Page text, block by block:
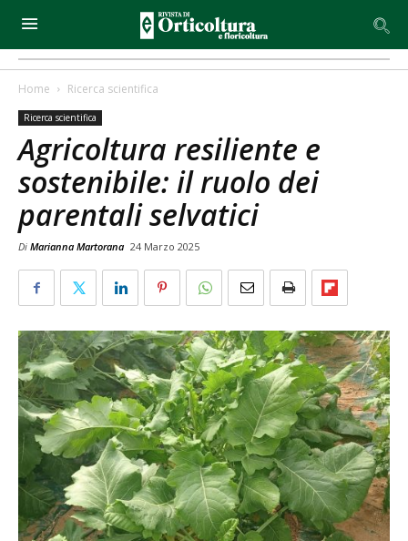
Home Ricerca scientifica
Ricerca scientifica
Agricoltura resiliente e
sostenibile: il ruolo dei
parentali selvatici
Di Marianna Martorana 24 Marzo 2025